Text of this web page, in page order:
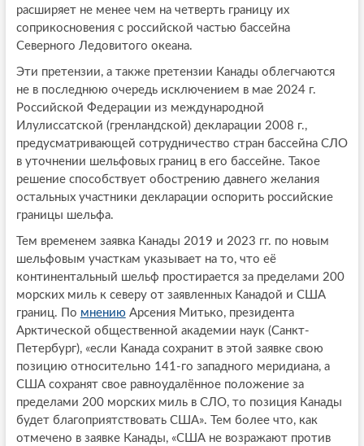
расширяет не менее чем на четверть границу их
соприкосновения с российской частью бассейна
Северного Ледовитого океана.
Эти претензии, а также претензии Канады облегчаются
не в последнюю очередь исключением в мае 2024 г.
Российской Федерации из международной
Илулиссатской (гренландской) декларации 2008 г.,
предусматривающей сотрудничество стран бассейна СЛО
в уточнении шельфовых границ в его бассейне. Такое
решение способствует обострению давнего желания
остальных участники декларации оспорить российские
границы шельфа.
Тем временем заявка Канады 2019 и 2023 гг. по новым
шельфовым участкам указывает на то, что её
континентальный шельф простирается за пределами 200
морских миль к северу от заявленных Канадой и США
границ. По мнению Арсения Митько, президента
Арктической общественной академии наук (Санкт-
Петербург), «если Канада сохранит в этой заявке свою
позицию относительно 141-го западного меридиана, а
США сохранят свое равноудалённое положение за
пределами 200 морских миль в СЛО, то позиция Канады
будет благоприятствовать США». Тем более что, как
отмечено в заявке Канады, «США не возражают против